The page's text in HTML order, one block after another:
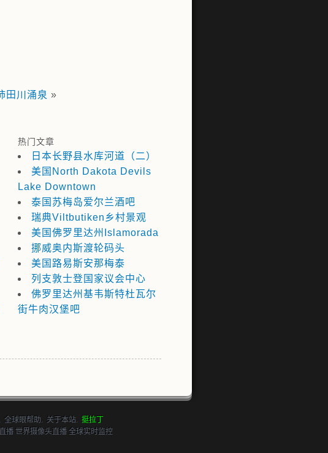
田川涌泉 »
热门文章
日本长野县水库河道（二）
美国North Dakota Devils
Lake Downtown
泰国苏梅岛爱尔兰酒吧
瑞典Viltbutiken乡村景观
美国佛罗里达州Islamorada
挪威奥内斯渡轮码头
美国路易斯安那梅泰
列支敦士登国家议会中心
佛罗里达州基韦斯特杜瓦尔
街牛肉汉堡吧
全球眼帮助. 关于本站. 挺拉丁
播 世界摄像头直播 全球实时监控